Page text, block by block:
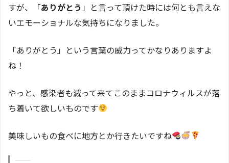
すが、「ありがとう 」と言って頂けた時には何とも言えな
いエモーショナルな気持ちになりました。
「ありがとう」という言葉の威力ってかなりありますよ
ね！
やっと、感染者も減って来てこのままコロナウィルスが落
ち着いて欲しいものです
美味しいもの食べに地方とか行きたいですね